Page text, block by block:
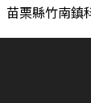
苗栗縣竹南鎮